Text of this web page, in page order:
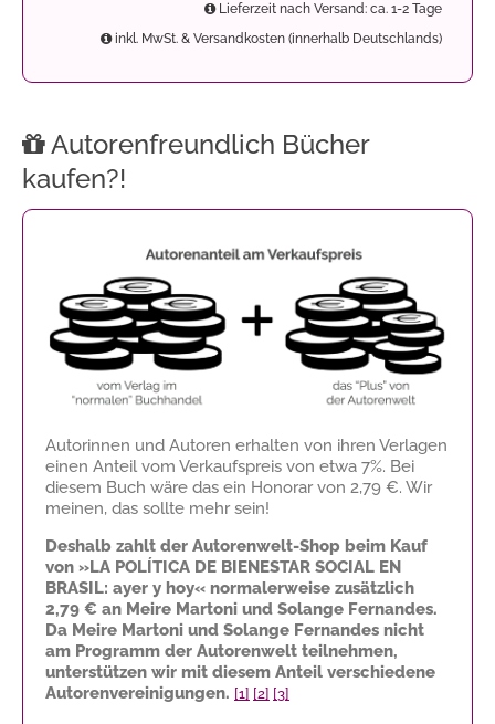
Lieferzeit nach Versand: ca. 1-2 Tage
inkl. MwSt. & Versandkosten (innerhalb Deutschlands)
Autorenfreundlich Bücher
kaufen?!
Autorinnen und Autoren erhalten von ihren Verlagen
einen Anteil vom Verkaufspreis von etwa 7%. Bei
diesem Buch wäre das ein Honorar von 2,79 €. Wir
meinen, das sollte mehr sein!
Deshalb zahlt der Autorenwelt-Shop beim Kauf
von »LA POLÍTICA DE BIENESTAR SOCIAL EN
BRASIL: ayer y hoy« normalerweise zusätzlich
2,79 € an Meire Martoni und Solange Fernandes.
Da Meire Martoni und Solange Fernandes nicht
am Programm der Autorenwelt teilnehmen,
unterstützen wir mit diesem Anteil verschiedene
Autorenvereinigungen. [1] [2] [3]